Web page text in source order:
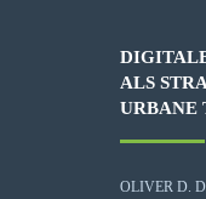
ALS
URBANE
OLIVER D.